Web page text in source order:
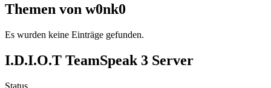
Themen von w0nk0
Es wurden keine Einträge gefunden.
I.D.I.O.T TeamSpeak 3 Server
Status